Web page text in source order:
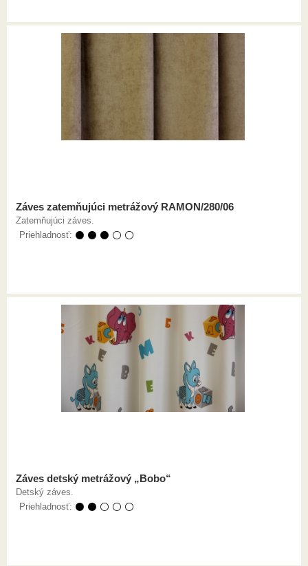
Záves zatemňujúci metrážový RAMON/280/06
Zatemňujúci záves.
Priehladnosť: ⚫ ⚫ ⚫ ⚪ ⚪
Záves detský metrážový „Bobo“
Detský záves.
Priehladnosť: ⚫ ⚫ ⚪ ⚪ ⚪